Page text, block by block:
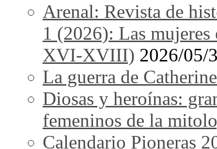
Arenal: Revista de
1 (2026): Las
XVI-XVIII) 2026/05/
La guerra de Catherine
Diosas y heroínas:
femeninos de la
Calendario Pioneras